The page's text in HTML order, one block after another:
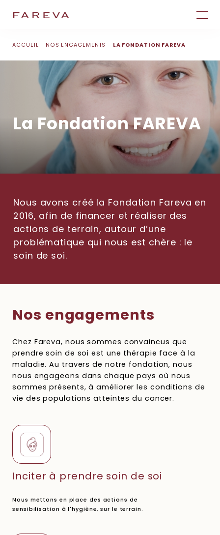
ACCUEIL NOS ENGAGEMENTS LA FONDATION FAREVA
La Fondation FAREVA
Nous avons créé la Fondation Fareva en
2016, afin de financer et réaliser des
actions de terrain, autour d’une
problématique qui nous est chère : le
soin de soi.
Nos engagements
Chez Fareva, nous sommes convaincus que
prendre soin de soi est une thérapie face à la
maladie. Au travers de notre fondation, nous
nous engageons dans chaque pays où nous
sommes présents, à améliorer les conditions de
vie des populations atteintes du cancer.
Inciter à prendre soin de soi
Nous mettons en place des actions de
sensibilisation à l'hygiène, sur le terrain.